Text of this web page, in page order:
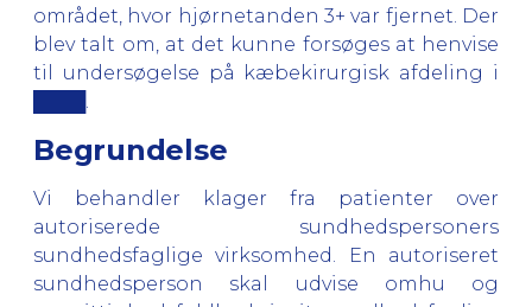
området, hvor hjørnetanden 3+ var fjernet. Der
blev talt om, at det kunne forsøges at henvise
til undersøgelse på kæbekirurgisk afdeling i
████.
Begrundelse
Vi behandler klager fra patienter over
autoriserede sundhedspersoners
sundhedsfaglige virksomhed. En autoriseret
sundhedsperson skal udvise omhu og